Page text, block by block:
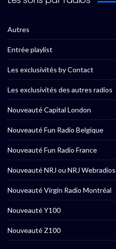
Autres
Entrée playlist
Les exclusivités by Contact
Les exclusivités des autres radios
Nouveauté Capital London
Nouveauté Fun Radio Belgique
Nouveauté Fun Radio France
Nouveauté NRJ ou NRJ Webradios
Nouveauté Virgin Radio Montréal
Nouveauté Y100
Nouveauté Z100